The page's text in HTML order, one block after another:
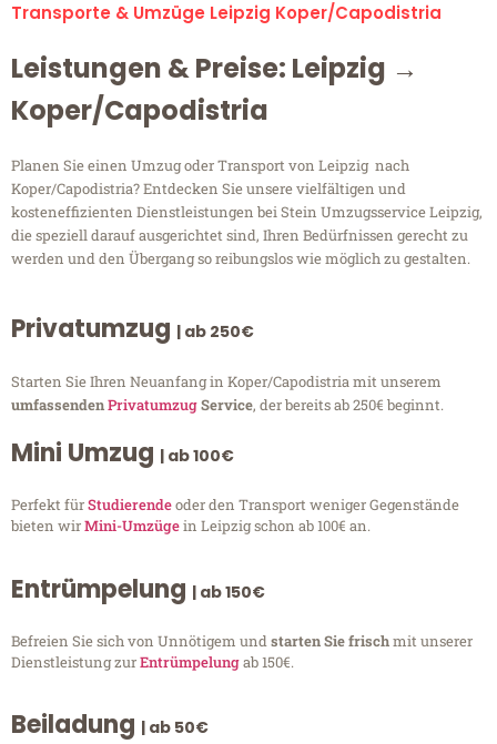
Transporte & Umzüge Leipzig Koper/Capodistria
Leistungen & Preise: Leipzig →
Koper/Capodistria
Planen Sie einen Umzug oder Transport von Leipzig nach
Koper/Capodistria? Entdecken Sie unsere vielfältigen und
kosteneffizienten Dienstleistungen bei Stein Umzugsservice Leipzig,
die speziell darauf ausgerichtet sind, Ihren Bedürfnissen gerecht zu
werden und den Übergang so reibungslos wie möglich zu gestalten.
Privatumzug | ab 250€
Starten Sie Ihren Neuanfang in Koper/Capodistria mit unserem
umfassendenPrivatumzugService, der bereits ab 250€ beginnt.
Mini Umzug | ab 100€
Perfekt fürStudierendeoder den Transport weniger Gegenstände
bieten wirMini-Umzügein Leipzig schon ab 100€ an.
Entrümpelung | ab 150€
Befreien Sie sich von Unnötigem undstarten Sie frischmit unserer
Dienstleistung zurEntrümpelungab 150€.
Beiladung | ab 50€